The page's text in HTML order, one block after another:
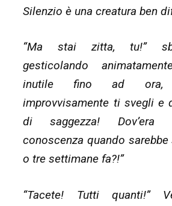
Silenzio è una creatura ben
“Ma stai zitta, tu!”
gesticolando
inutile fino ad ora,
improvvisamente ti svegli e
di saggezza! Dov’era
conoscenza quando
o tre settimane fa?!”
“Tacete! Tutti quanti!”